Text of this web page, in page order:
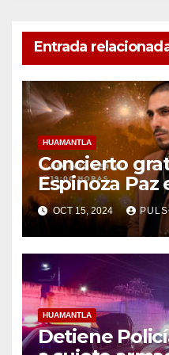
Entrada
HUAMANTLA
Concierto
Espinoza
se realizará
Ferial
OCT 15, 2024
HUAMANTLA
Detiene